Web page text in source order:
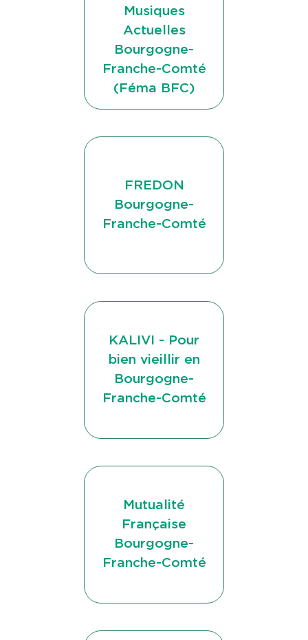
Musiques
Actuelles
Bourgogne-
Franche-Comté
(Féma BFC)
FREDON
Bourgogne-
Franche-Comté
KALIVI - Pour
bien vieillir en
Bourgogne-
Franche-Comté
Mutualité
Française
Bourgogne-
Franche-Comté